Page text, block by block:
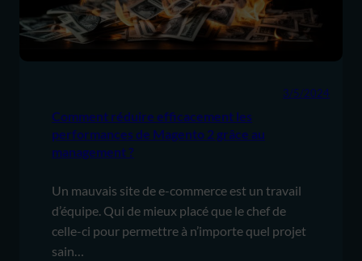
3/5/2024
Comment réduire efficacement les
performances de Magento 2 grâce au
management ?
Un mauvais site de e-commerce est un travail
d’équipe. Qui de mieux placé que le chef de
celle-ci pour permettre à n’importe quel projet
sain…